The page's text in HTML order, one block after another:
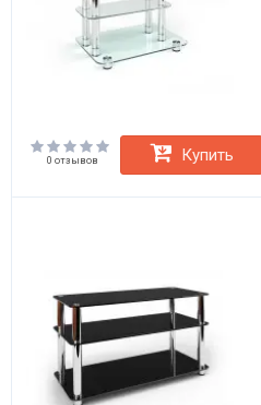
0 отзывов Купить